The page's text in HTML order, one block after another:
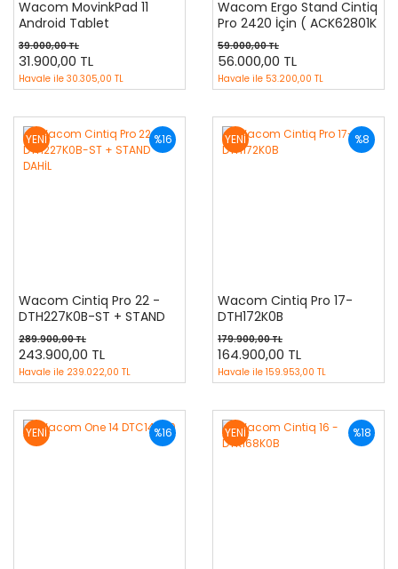
Wacom MovinkPad 11
Android Tablet
DTHA116CL0B
39.000,00 TL
31.900,00 TL
Havale ile 30.305,00 TL
Wacom Ergo Stand Cintiq
Pro 2420 İçin ( ACK62801K
)
59.000,00 TL
56.000,00 TL
Havale ile 53.200,00 TL
%16
YENİ
Wacom Cintiq Pro 22 -
DTH227K0B-ST + STAND
DAHİL
289.900,00 TL
243.900,00 TL
Havale ile 239.022,00 TL
%8
YENİ
Wacom Cintiq Pro 17-
DTH172K0B
179.900,00 TL
164.900,00 TL
Havale ile 159.953,00 TL
%16
YENİ %18
YENİ